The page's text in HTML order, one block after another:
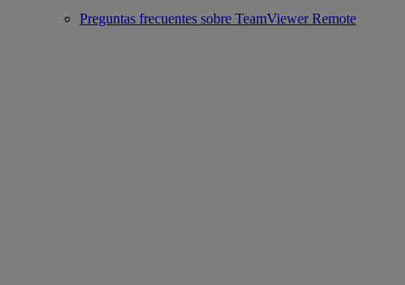
Preguntas frecuentes sobre TeamViewer Remote